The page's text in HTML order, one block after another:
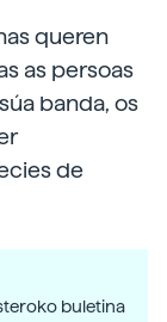
queren
as persoas
banda, os
de
buletina